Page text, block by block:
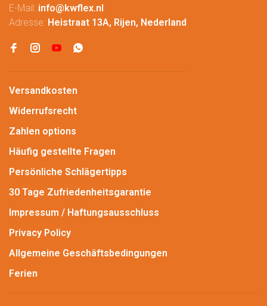
E-Mail: info@kwflex.nl
Adresse: Heistraat 13A, Rijen, Nederland
Versandkosten
Widerrufsrecht
Zahlen options
Häufig gestellte Fragen
Persönliche Schlägertipps
30 Tage Zufriedenheitsgarantie
Impressum / Haftungsausschluss
Privacy Policy
Allgemeine Geschäftsbedingungen
Ferien